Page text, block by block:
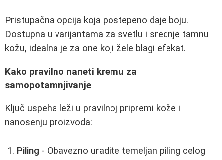
Pristupačna opcija koja postepeno daje boju.
Dostupna u varijantama za svetlu i srednje tamnu
kožu, idealna je za one koji žele blagi efekat.
Kako pravilno naneti kremu za
samopotamnjivanje
Ključ uspeha leži u pravilnoj pripremi kože i
nanosenju proizvoda:
Piling - Obavezno uradite temeljan piling celog